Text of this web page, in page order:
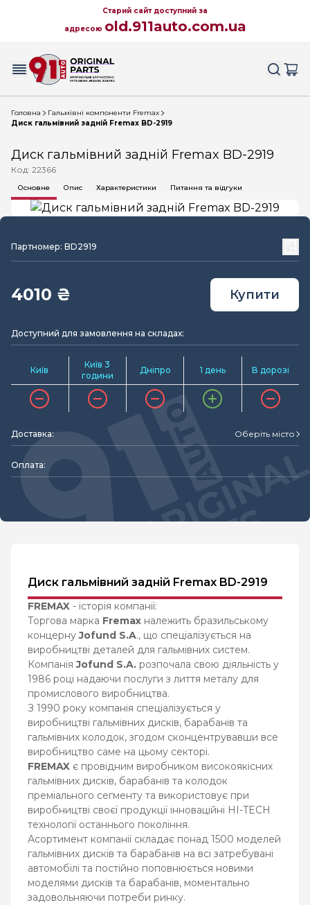
Старий сайт доступний за
адресою old.911auto.com.ua
Головна
Гальмівні компоненти Fremax
Диск гальмівний задній Fremax BD-2919
Диск гальмівний задній Fremax BD-2919
Код: 22366
Основне Опис Характеристики Питання та відгуки
Партномер: BD2919
4010 ₴ Купити
Доступний для замовлення на складах:
Київ
Київ 3
години
Дніпро 1 день В дорозі
Доставка: Оберіть місто
Оплата:
Диск гальмівний задній Fremax BD-2919
FREMAX - історія компанії:
Торгова марка Fremax належить бразильському
концернуJofund S.A., що спеціалізується на
виробництві деталей для гальмівних систем.
КомпаніяJofund S.A. розпочала свою діяльність у
1986 році надаючи послуги з лиття металу для
промислового виробництва.
З 1990 року компанія спеціалізується у
виробництві гальмівних дисків, барабанів та
гальмівних колодок, згодом сконцентрувавши все
виробництво саме на цьому секторі.
FREMAX є провідним виробником високоякісних
гальмівних дисків, барабанів та колодок
преміального сегменту та використовує при
виробництві своєї продукції інноваційні HI-TECH
технології останнього покоління.
Асортимент компанії складає понад 1500 моделей
гальмівних дисків та барабанів на всі затребувані
автомобілі та постійно поповнюється новими
моделями дисків та барабанів, моментально
задовольняючи потреби ринку.